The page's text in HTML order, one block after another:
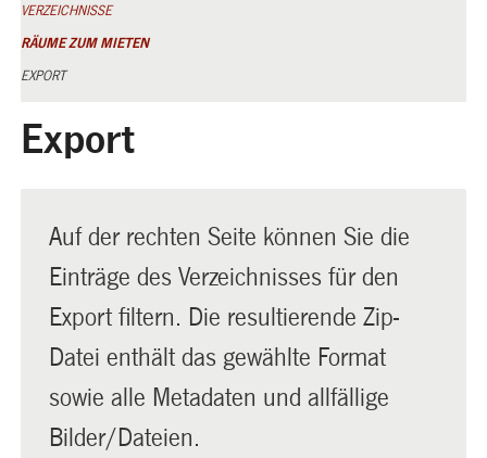
VERZEICHNISSE
RÄUME ZUM MIETEN
EXPORT
Export
Auf der rechten Seite können Sie die
Einträge des Verzeichnisses für den
Export filtern. Die resultierende Zip-
Datei enthält das gewählte Format
sowie alle Metadaten und allfällige
Bilder/Dateien.